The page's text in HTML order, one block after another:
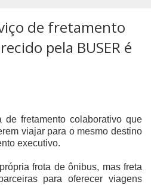
de fretamento
pela BUSER é
fretamento colaborativo que
viajar para o mesmo destino
executivo.
frota de ônibus, mas freta
para oferecer viagens